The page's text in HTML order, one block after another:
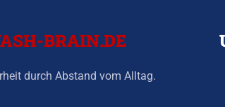
BRAIN.DE
durch Abstand vom Alltag.